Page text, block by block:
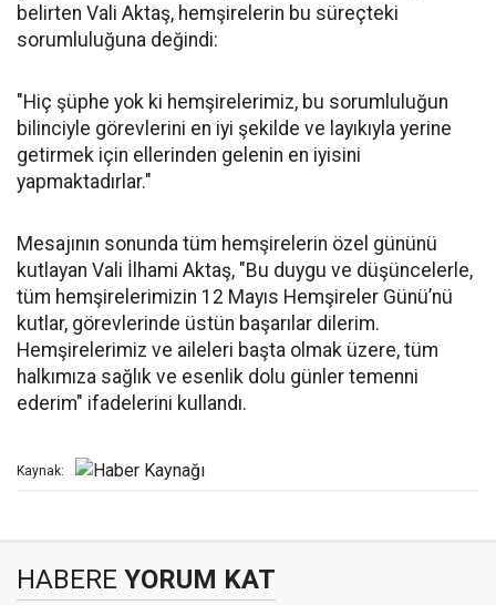
belirten Vali Aktaş, hemşirelerin bu süreçteki
sorumluluğuna değindi:
"Hiç şüphe yok ki hemşirelerimiz, bu sorumluluğun
bilinciyle görevlerini en iyi şekilde ve layıkıyla yerine
getirmek için ellerinden gelenin en iyisini
yapmaktadırlar."
Mesajının sonunda tüm hemşirelerin özel gününü
kutlayan Vali İlhami Aktaş, "Bu duygu ve düşüncelerle,
tüm hemşirelerimizin 12 Mayıs Hemşireler Günü’nü
kutlar, görevlerinde üstün başarılar dilerim.
Hemşirelerimiz ve aileleri başta olmak üzere, tüm
halkımıza sağlık ve esenlik dolu günler temenni
ederim" ifadelerini kullandı.
Kaynak:
HABERE YORUM KAT